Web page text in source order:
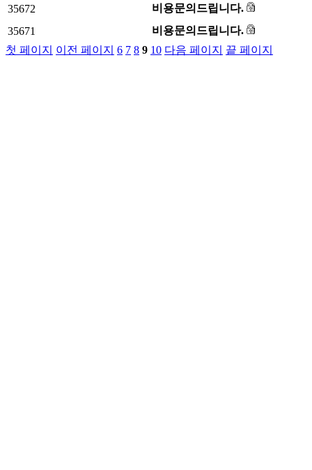
35672
비용문의드립니다.
35671
비용문의드립니다.
첫 페이지
이전 페이지 6 7 8 9 10 다음 페이지 끝 페이지